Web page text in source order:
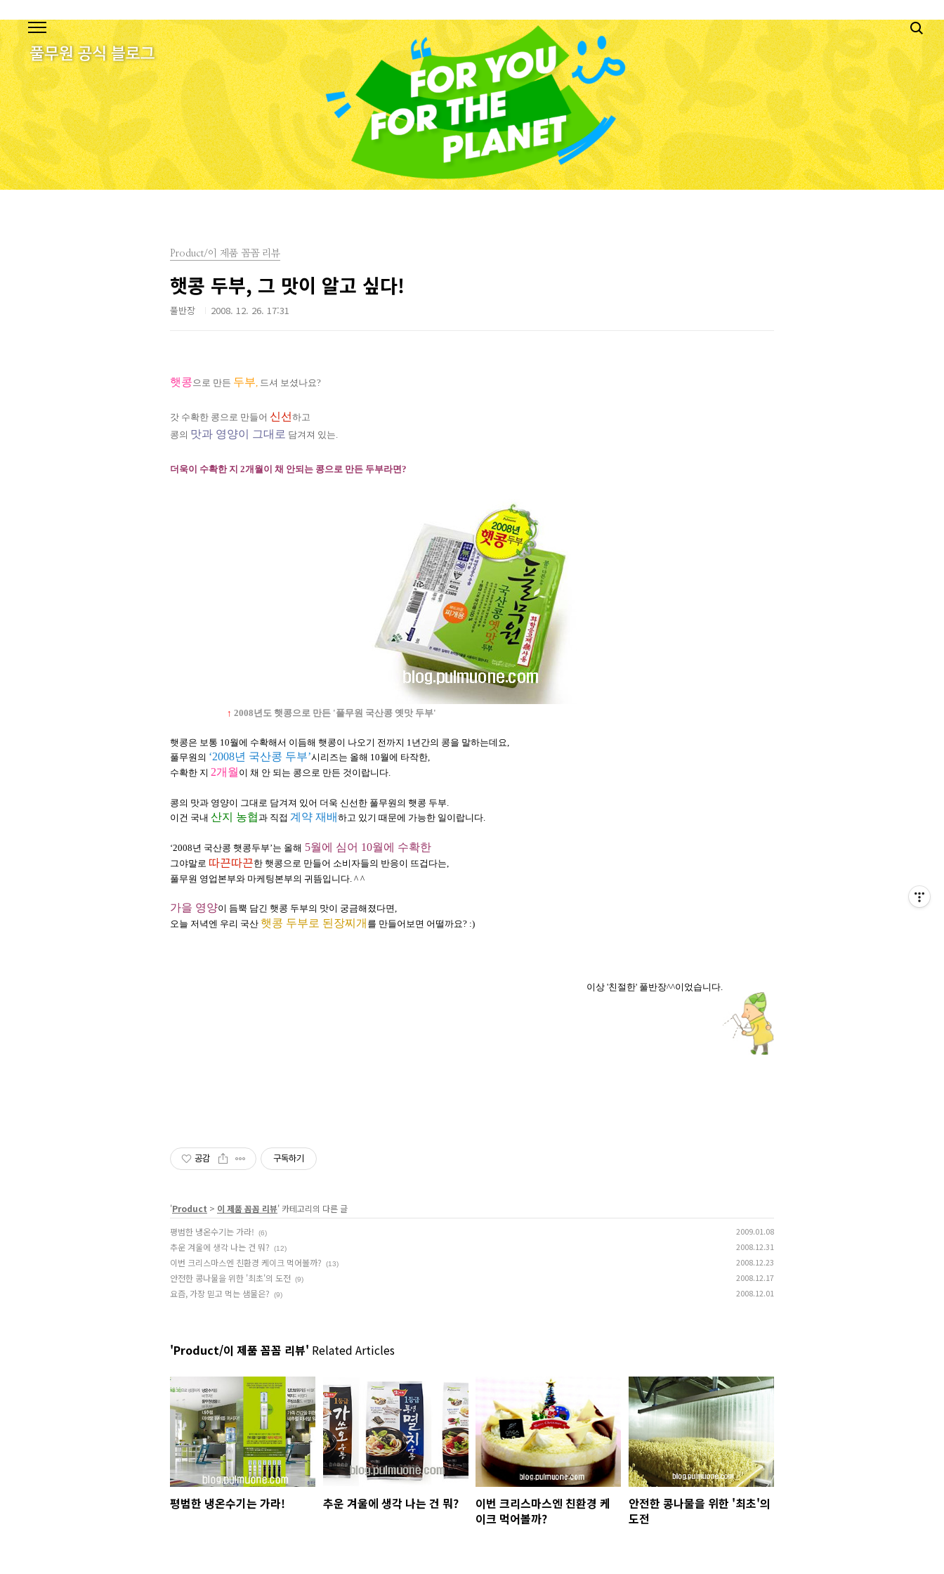
Product/이 제품 꼼꼼 리뷰
햇콩 두부, 그 맛이 알고 싶다!
풀반장 2008. 12. 26. 17:31
햇콩 으로 만든 두부 드셔 보셨나요?
갓 수확한 콩으로 만들어 신선 하고
콩의 맛과 영양이 그대로 담겨져 있는.
더욱이 수확한 지 2개월이 채 안되는 콩으로 만든 두부라면?
↑ 2008년도 햇콩으로 만든 '풀무원 국산콩 옛맛 두부'
햇콩은 보통 10월에 수확해서 이듬해 햇콩이 나오기 전까지 1년간의 콩을 말하는데요,
풀무원의 ‘2008년 국산콩 두부’시리즈는 올해 10월에 타작한,
수확한 지 2개월 이 채 안 되는 콩으로 만든 것이랍니다.
콩의 맛과 영양이 그대로 담겨져 있어 더욱 신선한 풀무원의 햇콩 두부.
이건 국내 산지 농협과 직접 계약 재배 하고 있기 때문에 가능한 일이랍니다.
‘2008년 국산콩 햇콩두부’는 올해 5월에 심어 10월에 수확한
그야말로 따끈따끈한 햇콩으로 만들어 소비자들의 반응이 뜨겁다는,
풀무원 영업본부와 마케팅본부의 귀뜸입니다. ^ ^
가을 영양이 듬뿍 담긴 햇콩 두부의 맛이 궁금해졌다면,
오늘 저녁엔 우리 국산 햇콩 두부로 된장찌개 를 만들어보면 어떨까요? :)
이상 '친절한' 풀반장^^이었습니다.
공감 구독하기
'Product > 이 제품 꼼꼼 리뷰' 카테고리의 다른 글
평범한 냉온수기는 가라!
(6) 2009.01.08
추운 겨울에 생각 나는 건 뭐? (12) 2008.12.31
이번 크리스마스엔 친환경 케이크 먹어볼까? (13) 2008.12.23
안전한 콩나물을 위한 '최초'의 도전 (9) 2008.12.17
요즘, 가장 믿고 먹는 샘물은? (9) 2008.12.01
'Product/이 제품 꼼꼼 리뷰' Related Articles
평범한 냉온수기는 가라! 추운 겨울에 생각 나는 건 뭐?
이번 크리스마스엔 친환경 케
이크 먹어볼까?
안전한 콩나물을 위한 '최초'의
도전